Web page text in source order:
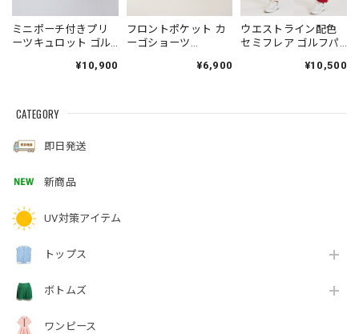
ミニポーチ付きプリ
ーツキュロット ゴル
¥10,900
フロントポケット カ
ーゴショーツ
¥6,900
ウエストライン配色
セミフレア ゴルフパ
¥10,500
CATEGORY
即日発送
新商品
UV対策アイテム
トップス
ボトムズ
ワンピース